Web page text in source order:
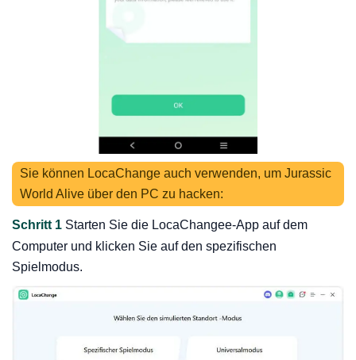
Sie können LocaChange auch verwenden, um Jurassic
World Alive über den PC zu hacken:
Schritt 1 Starten Sie die LocaChangee-App auf dem
Computer und klicken Sie auf den spezifischen
Spielmodus.